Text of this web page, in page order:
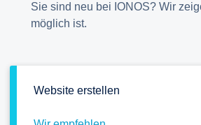
Sie sind neu bei IONOS? Wir
möglich ist.
Website erstellen